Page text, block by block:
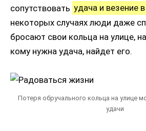
сопутствовать удача и везение
некоторых случаях люди даже
бросают свои кольца на улице,
кому нужна удача, найдет его.
Потеря обручального кольца на улице
удачи